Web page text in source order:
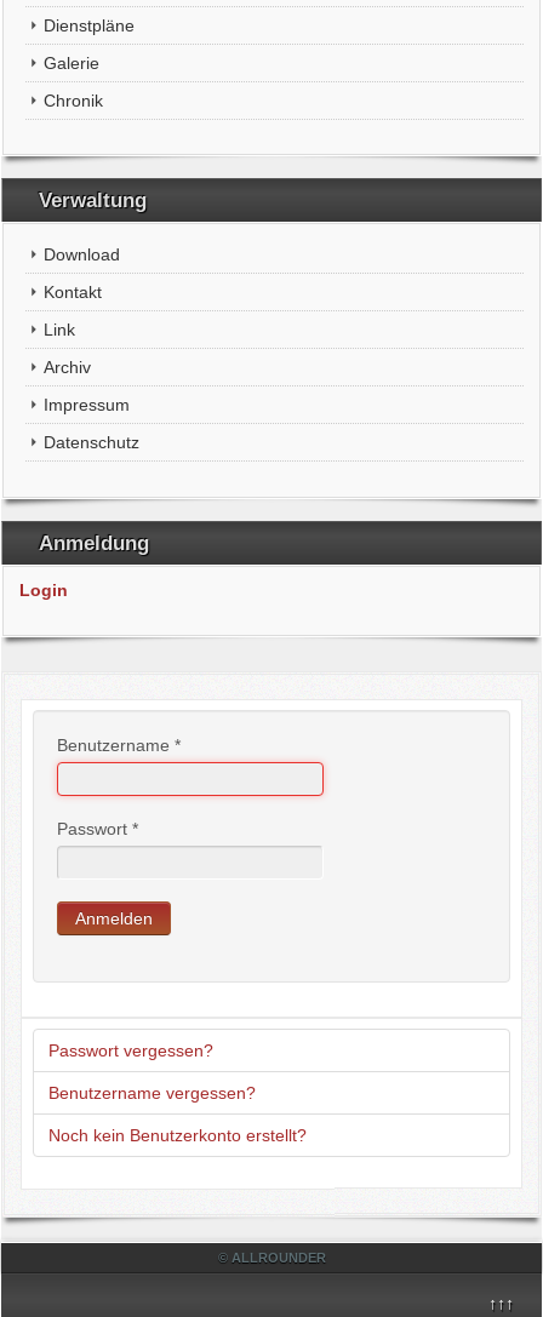
Dienstpläne
Galerie
Chronik
Verwaltung
Download
Kontakt
Link
Archiv
Impressum
Datenschutz
Anmeldung
Login
Benutzername *
Passwort*
Anmelden
Passwort vergessen?
Benutzername vergessen?
Noch kein Benutzerkonto erstellt?
© ALLROUNDER
↑↑↑